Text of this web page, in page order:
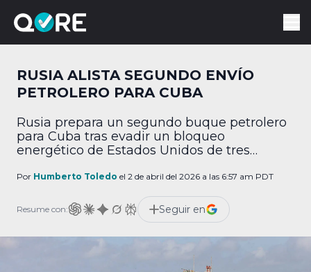
RUSIA ALISTA SEGUNDO ENVÍO
PETROLERO PARA CUBA
Rusia prepara un segundo buque petrolero
para Cuba tras evadir un bloqueo
energético de Estados Unidos de tres
Por Humberto Toledo el 2 de abril del 2026 a las 6:57 am PDT
Resume con: Seguir en